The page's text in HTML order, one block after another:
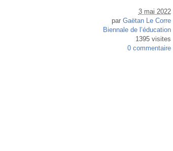
3 mai 2022
par Gaëtan Le Corre
Biennale de l’éducation
1395 visites
0 commentaire